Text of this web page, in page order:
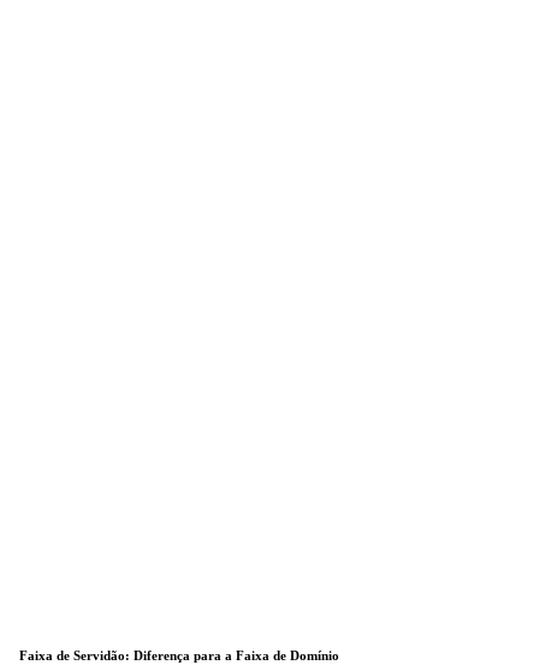
Faixa de Servidão: Diferença para a Faixa de Domínio